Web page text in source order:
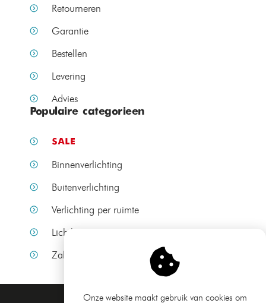
Retourneren
Garantie
Bestellen
Levering
Advies
Populaire categorieen
SALE
Binnenverlichting
Buitenverlichting
Verlichting per ruimte
Lichtbronnen
Zakelijke verlichting
Onze website maakt gebruik van cookies om